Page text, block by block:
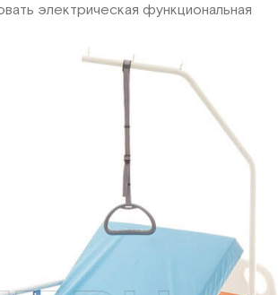
электрическая функциональная